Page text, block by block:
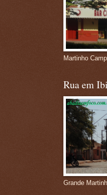
Martinho
Rua em
Grande